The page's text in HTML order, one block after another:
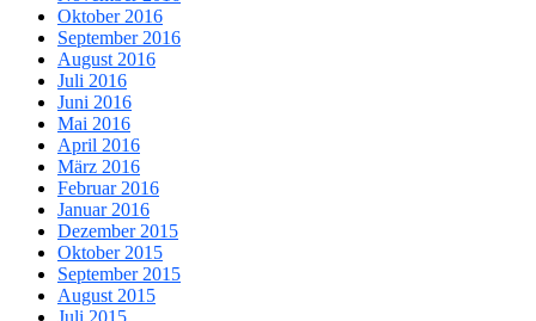
Oktober 2016
September 2016
August 2016
Juli 2016
Juni 2016
Mai 2016
April 2016
März 2016
Februar 2016
Januar 2016
Dezember 2015
Oktober 2015
September 2015
August 2015
Juli 2015